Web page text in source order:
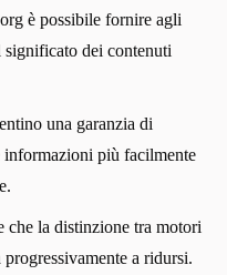
è possibile fornire agli
dei contenuti
una garanzia di
più facilmente
che la distinzione tra motori
a ridursi.